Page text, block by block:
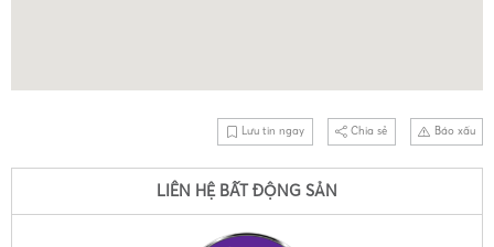
Lưu tin ngay Chia sẻ Báo xấu
LIÊN HỆ BẤT ĐỘNG SẢN